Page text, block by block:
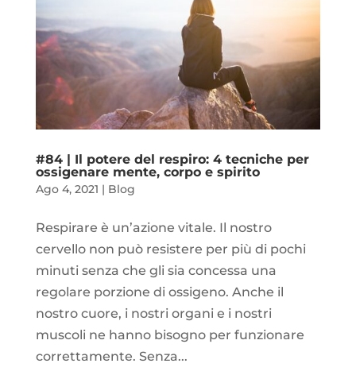
#84 | Il potere del respiro: 4 tecniche per
ossigenare mente, corpo e spirito
Ago 4, 2021 | Blog
Respirare è un’azione vitale. Il nostro
cervello non può resistere per più di pochi
minuti senza che gli sia concessa una
regolare porzione di ossigeno. Anche il
nostro cuore, i nostri organi e i nostri
muscoli ne hanno bisogno per funzionare
correttamente. Senza...